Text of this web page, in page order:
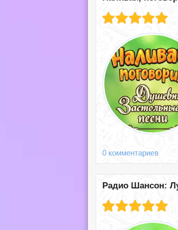
0 комментариев
Радио Шансон: